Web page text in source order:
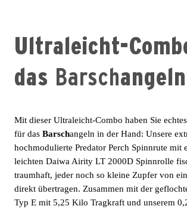
Ultraleicht-
das Barsch
Mit dieser Ultraleicht-Combo haben Sie
für das Barschangeln in der Hand: Unsere
hochmodulierte Predator Perch Spinnrute mit
leichten Daiwa Airity LT 2000D Spinnrolle
traumhaft, jeder noch so kleine Zupfer von
direkt übertragen. Zusammen mit der
Typ E mit 5,25 Kilo Tragkraft und unserem